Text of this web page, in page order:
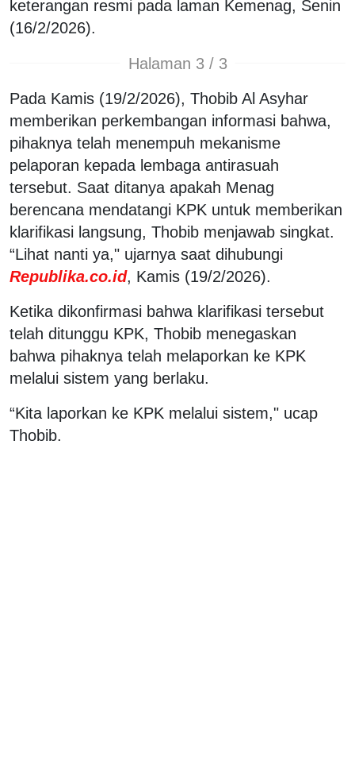
keterangan resmi pada laman Kemenag, Senin
(16/2/2026).
Halaman 3 / 3
Pada Kamis (19/2/2026), Thobib Al Asyhar
memberikan perkembangan informasi bahwa,
pihaknya telah menempuh mekanisme
pelaporan kepada lembaga antirasuah
tersebut. Saat ditanya apakah Menag
berencana mendatangi KPK untuk memberikan
klarifikasi langsung, Thobib menjawab singkat.
“Lihat nanti ya," ujarnya saat dihubungi
Republika.co.id, Kamis (19/2/2026).
Ketika dikonfirmasi bahwa klarifikasi tersebut
telah ditunggu KPK, Thobib menegaskan
bahwa pihaknya telah melaporkan ke KPK
melalui sistem yang berlaku.
“Kita laporkan ke KPK melalui sistem," ucap
Thobib.